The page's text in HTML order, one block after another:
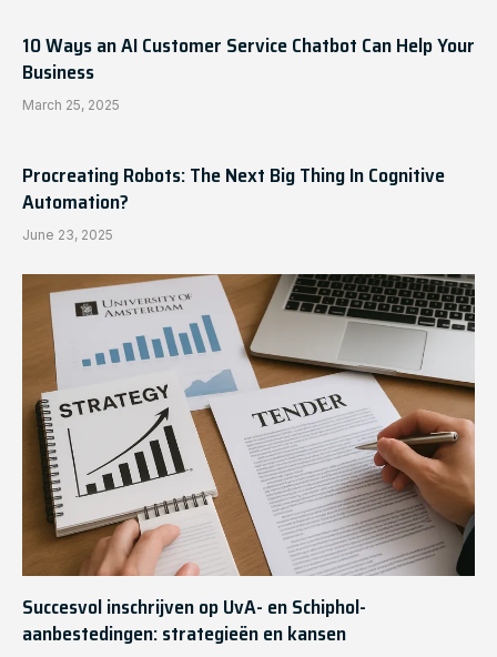
10 Ways an AI Customer Service Chatbot Can Help Your
Business
March 25, 2025
Procreating Robots: The Next Big Thing In Cognitive
Automation?
June 23, 2025
Succesvol inschrijven op UvA- en Schiphol-
aanbestedingen: strategieën en kansen